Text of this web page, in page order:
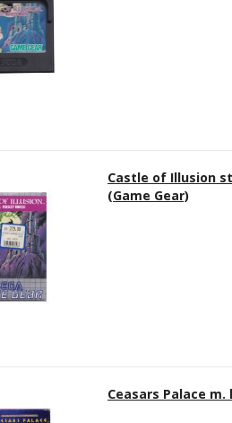
Castle of Illusion
(Game Gear)
Ceasars Palace